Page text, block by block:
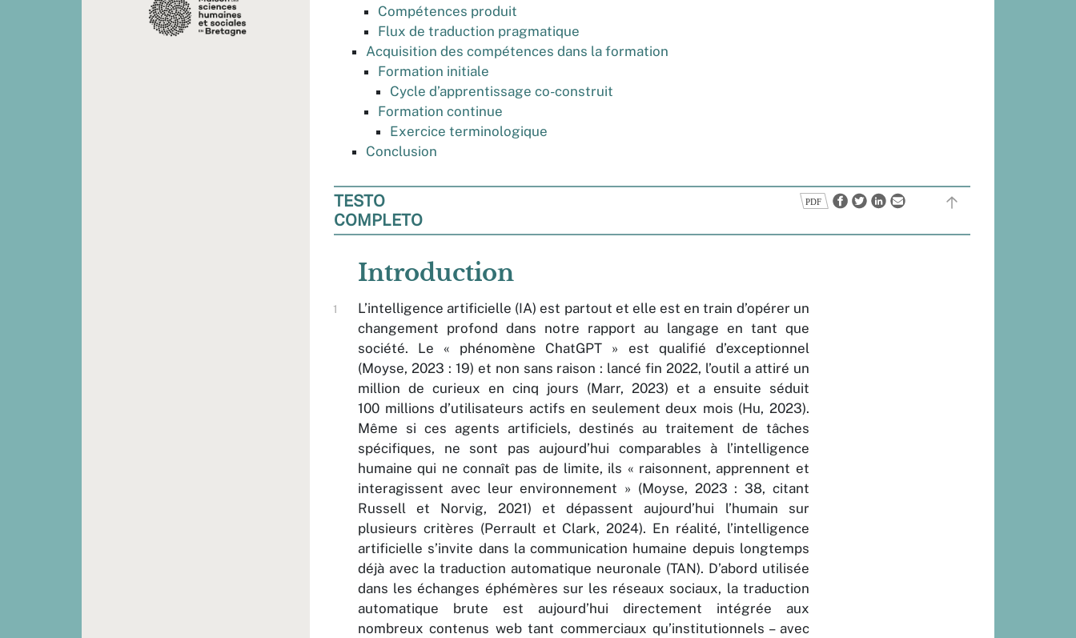
Compétences produit
Flux de traduction pragmatique
Acquisition des compétences dans la formation
Formation initiale
Cycle d’apprentissage co-construit
Formation continue
Exercice terminologique
Conclusion
TESTO
COMPLETO
Introduction
L’intelligence artificielle (IA) est partout et elle est en train d’opérer un
changement profond dans notre rapport au langage en tant que
société. Le « phénomène ChatGPT » est qualifié d’exceptionnel
(Moyse, 2023 : 19) et non sans raison : lancé fin 2022, l’outil a attiré un
million de curieux en cinq jours (Marr, 2023) et a ensuite séduit
100 millions d’utilisateurs actifs en seulement deux mois (Hu, 2023).
Même si ces agents artificiels, destinés au traitement de tâches
spécifiques, ne sont pas aujourd’hui comparables à l’intelligence
humaine qui ne connaît pas de limite, ils « raisonnent, apprennent et
interagissent avec leur environnement » (Moyse, 2023 : 38, citant
Russell et Norvig, 2021) et dépassent aujourd’hui l’humain sur
plusieurs critères (Perrault et Clark, 2024). En réalité, l’intelligence
artificielle s’invite dans la communication humaine depuis longtemps
déjà avec la traduction automatique neuronale (TAN). D’abord utilisée
dans les échanges éphémères sur les réseaux sociaux, la traduction
automatique brute est aujourd’hui directement intégrée aux
nombreux contenus web tant commerciaux qu’institutionnels – avec